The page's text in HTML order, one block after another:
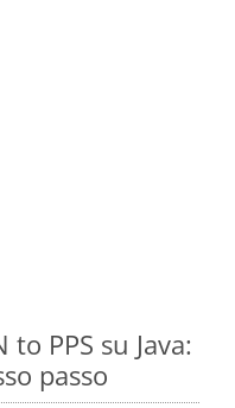
PPS su Java:
passo